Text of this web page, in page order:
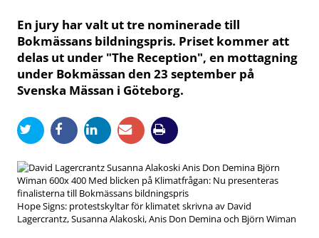
En jury har valt ut tre nominerade till
Bokmässans bildningspris. Priset kommer att
delas ut under "The Reception", en mottagning
under Bokmässan den 23 september på
Svenska Mässan i Göteborg.
Hope Signs: protestskyltar för klimatet skrivna av David
Lagercrantz, Susanna Alakoski, Anis Don Demina och Björn Wiman